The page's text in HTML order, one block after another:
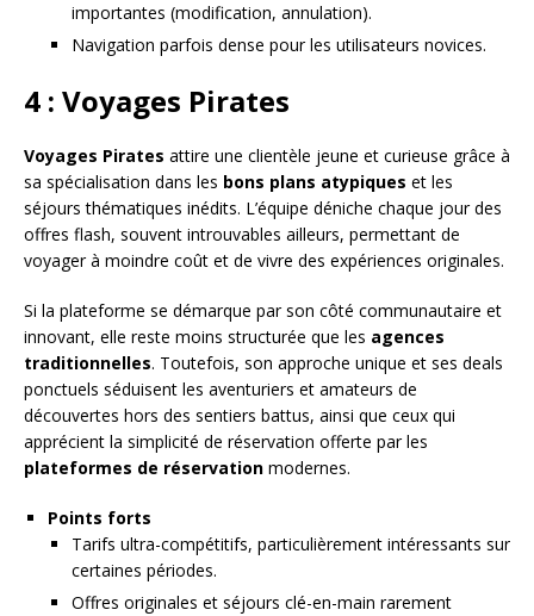
importantes (modification, annulation).
Navigation parfois dense pour les utilisateurs novices.
4 : Voyages Pirates
Voyages Pirates attire une clientèle jeune et curieuse grâce à
sa spécialisation dans les bons plans atypiques et les
séjours thématiques inédits. L’équipe déniche chaque jour des
offres flash, souvent introuvables ailleurs, permettant de
voyager à moindre coût et de vivre des expériences originales.
Si la plateforme se démarque par son côté communautaire et
innovant, elle reste moins structurée que les agences
traditionnelles. Toutefois, son approche unique et ses deals
ponctuels séduisent les aventuriers et amateurs de
découvertes hors des sentiers battus, ainsi que ceux qui
apprécient la simplicité de réservation offerte par les
plateformes de réservation modernes.
Points forts
Tarifs ultra-compétitifs, particulièrement intéressants sur
certaines périodes.
Offres originales et séjours clé-en-main rarement